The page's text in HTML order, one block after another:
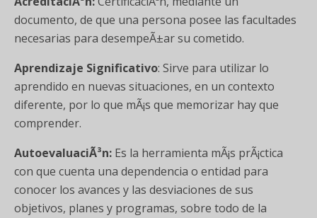
documento, de que una persona posee las facultades
necesarias para desempeÃ±ar su cometido.
Aprendizaje Significativo: Sirve para utilizar lo
aprendido en nuevas situaciones, en un contexto
diferente, por lo que mÃ¡s que memorizar hay que
comprender.
AutoevaluaciÃ³n: Es la herramienta mÃ¡s prÃ¡ctica
con que cuenta una dependencia o entidad para
conocer los avances y las desviaciones de sus
objetivos, planes y programas, sobre todo de la